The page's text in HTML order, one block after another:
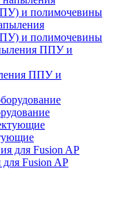
и полимочевины
ППУ и
Fusion AP